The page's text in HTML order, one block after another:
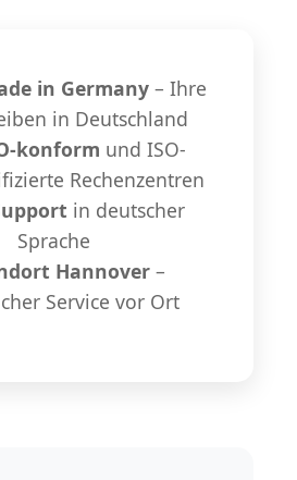
in Germany– Ihre
in Deutschland
konform und ISO-
Rechenzentren
in deutscher
Sprache
Hannover–
Service vor Ort